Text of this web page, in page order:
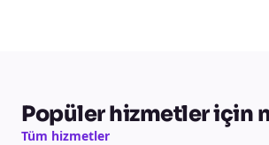
Popüler hizmetler için
Tüm hizmetler